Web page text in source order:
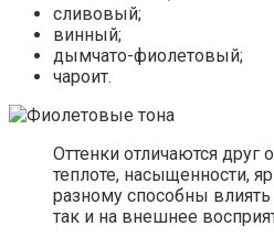
сливовый;
винный;
дымчато-фиолетовый;
чароит.
Оттенки отличаются друг
теплоте, насыщенности,
разному способны влиять
так и на внешнее